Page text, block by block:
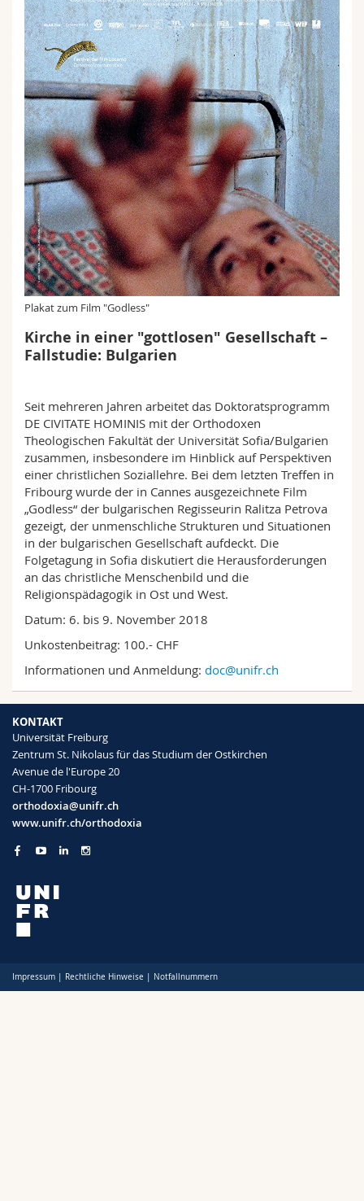
Plakat zum Film "Godless"
Kirche in einer "gottlosen" Gesellschaft –
Fallstudie: Bulgarien
Seit mehreren Jahren arbeitet das Doktoratsprogramm
DE CIVITATE HOMINIS mit der Orthodoxen
Theologischen Fakultät der Universität Sofia/Bulgarien
zusammen, insbesondere im Hinblick auf Perspektiven
einer christlichen Soziallehre. Bei dem letzten Treffen in
Fribourg wurde der in Cannes ausgezeichnete Film
„Godless“ der bulgarischen Regisseurin Ralitza Petrova
gezeigt, der unmenschliche Strukturen und Situationen
in der bulgarischen Gesellschaft aufdeckt. Die
Folgetagung in Sofia diskutiert die Herausforderungen
an das christliche Menschenbild und die
Religionspädagogik in Ost und West.
Datum: 6. bis 9. November 2018
Unkostenbeitrag: 100.- CHF
Informationen und Anmeldung: doc@unifr.ch
KONTAKT
Universität Freiburg
Zentrum St. Nikolaus für das Studium der Ostkirchen
Avenue de l'Europe 20
CH-1700 Fribourg
orthodoxia@unifr.ch
www.unifr.ch/orthodoxia
Impressum Rechtliche Hinweise Notfallnummern